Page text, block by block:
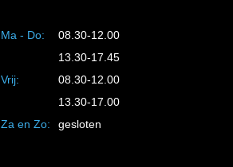
Ma - Do:
08.30-12.00
13.30-17.45
Vrij:
08.30-12.00
13.30-17.00
Za en Zo:
gesloten